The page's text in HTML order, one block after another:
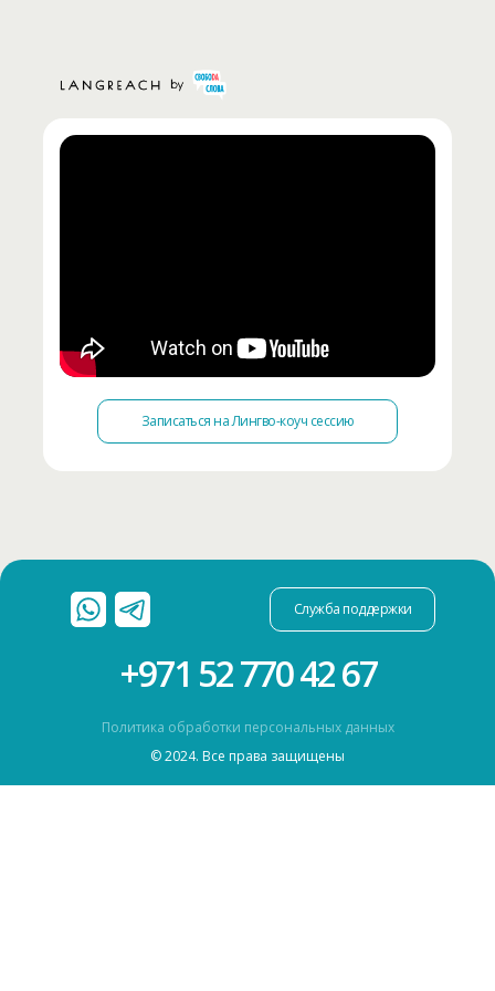
Записаться на Лингво-коуч сессию
+971 52 770 42 67
Политика обработки персональных данных
© 2024. Все права защищены
Служба поддержки